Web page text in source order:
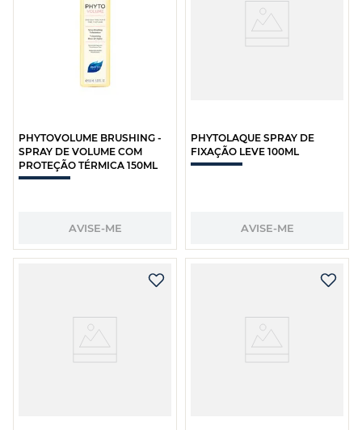
PHYTOVOLUME BRUSHING -
SPRAY DE VOLUME COM
PROTEÇÃO TÉRMICA 150ML
AVISE-ME
PHYTOLAQUE SPRAY DE
FIXAÇÃO LEVE 100ML
AVISE-ME